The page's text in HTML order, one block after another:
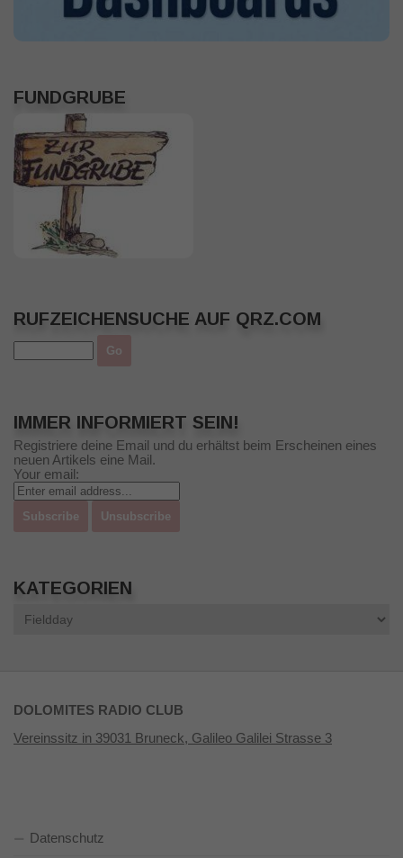
FUNDGRUBE
RUFZEICHENSUCHE AUF QRZ.COM
IMMER INFORMIERT SEIN!
Registriere deine Email und du erhältst beim Erscheinen eines
neuen Artikels eine Mail.
Your email:
KATEGORIEN
DOLOMITES RADIO CLUB
Vereinssitz in 39031 Bruneck, Galileo Galilei Strasse 3
Datenschutz